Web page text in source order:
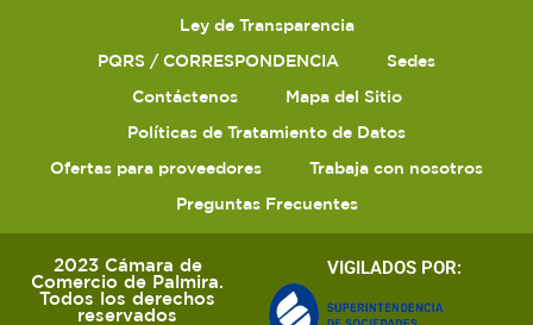
Ley de Transparencia
PQRS / CORRESPONDENCIA
Sedes
Contáctenos
Mapa del Sitio
Políticas de Tratamiento de Datos
Ofertas para proveedores
Trabaja con nosotros
Preguntas Frecuentes
2023 Cámara de
Comercio de Palmira.
Todos los derechos
reservados
VIGILADOS POR: